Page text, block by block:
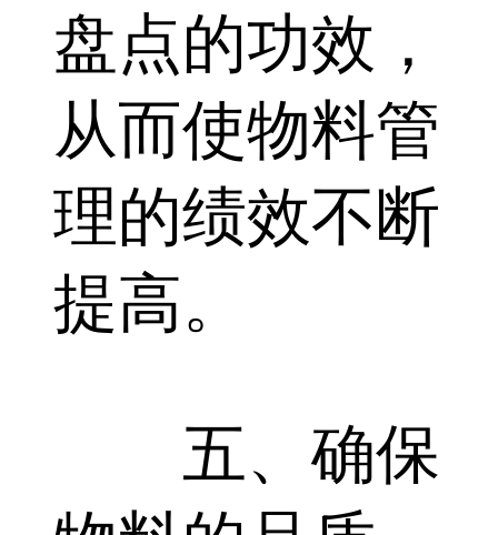
盘点的功效，
从而使物料管
理的绩效不断
提高。
五、确保